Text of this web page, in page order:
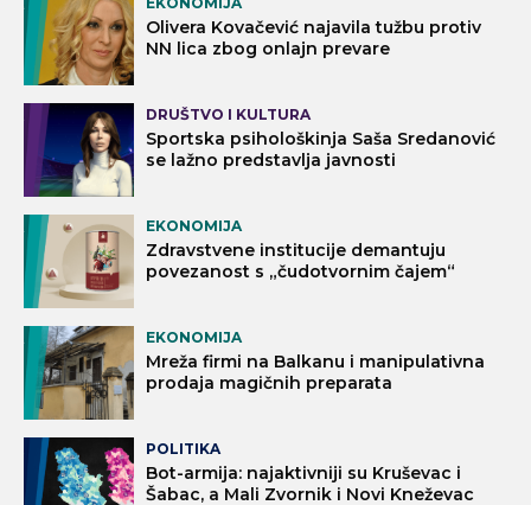
Olivera Kovačević najavila tužbu protiv
NN lica zbog onlajn prevare
DRUŠTVO I KULTURA
Sportska psihološkinja Saša Sredanović
se lažno predstavlja javnosti
EKONOMIJA
Zdravstvene institucije demantuju
povezanost s „čudotvornim čajem“
EKONOMIJA
Mreža firmi na Balkanu i manipulativna
prodaja magičnih preparata
POLITIKA
Bot-armija: najaktivniji su Kruševac i
Šabac, a Mali Zvornik i Novi Kneževac